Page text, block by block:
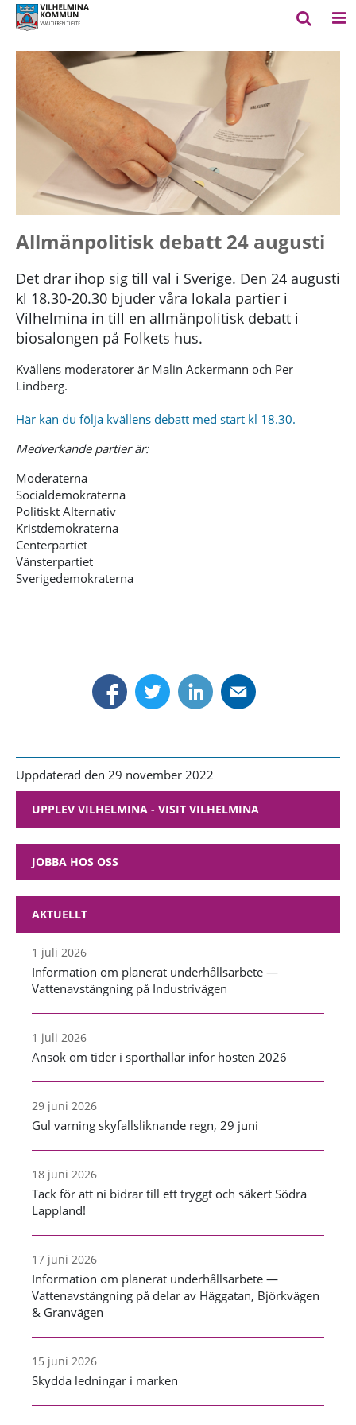
AKTUELLT
1 juli 2026
Information om planerat underhållsarbete —
Vattenavstängning på Industrivägen
1 juli 2026
Ansök om tider i sporthallar inför hösten 2026
29 juni 2026
Gul varning skyfallsliknande regn, 29 juni
18 juni 2026
Tack för att ni bidrar till ett tryggt och säkert Södra
Lappland!
17 juni 2026
Information om planerat underhållsarbete —
Vattenavstängning på delar av Häggatan, Björkvägen
& Granvägen
15 juni 2026
Skydda ledningar i marken
Allmänpolitisk debatt 24 augusti
Det drar ihop sig till val i Sverige. Den 24 augusti
kl 18.30-20.30 bjuder våra lokala partier i
Vilhelmina in till en allmänpolitisk debatt i
biosalongen på Folkets hus.
Kvällens moderatorer är Malin Ackermann och Per
Lindberg.
Här kan du följa kvällens debatt med start kl 18.30.
Medverkande partier är:
Moderaterna
Socialdemokraterna
Politiskt Alternativ
Kristdemokraterna
Centerpartiet
Vänsterpartiet
Sverigedemokraterna
Uppdaterad den 29 november 2022
UPPLEV VILHELMINA - VISIT VILHELMINA
JOBBA HOS OSS